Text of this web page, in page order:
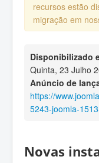
recursos estão
migração em
Disponibilizado
Quinta, 23 Julho
Anúncio de
https://
5243-joomla-
Novas